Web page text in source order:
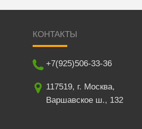
КОНТАКТЫ
+7(925)506-33-36
117519, г. Москва,
Варшавское ш., 132